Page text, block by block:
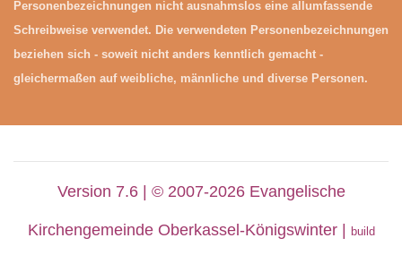
Personenbezeichnungen nicht ausnahmslos eine allumfassende
Schreibweise verwendet. Die verwendeten Personenbezeichnungen
beziehen sich - soweit nicht anders kenntlich gemacht -
gleichermaßen auf weibliche, männliche und diverse Personen.
Version 7.6 | © 2007-2026 Evangelische
Kirchengemeinde Oberkassel-Königswinter | build